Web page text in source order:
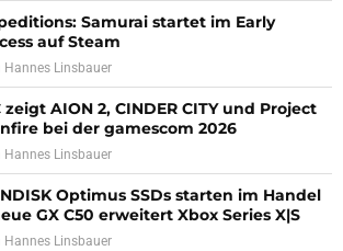
Samurai startet im Early
auf Steam
Hannes Linsbauer
zeigt AION 2, CINDER CITY und Project
bei der gamescom 2026
Hannes Linsbauer
Optimus SSDs starten im Handel
GX C50 erweitert Xbox Series X|S
Hannes Linsbauer